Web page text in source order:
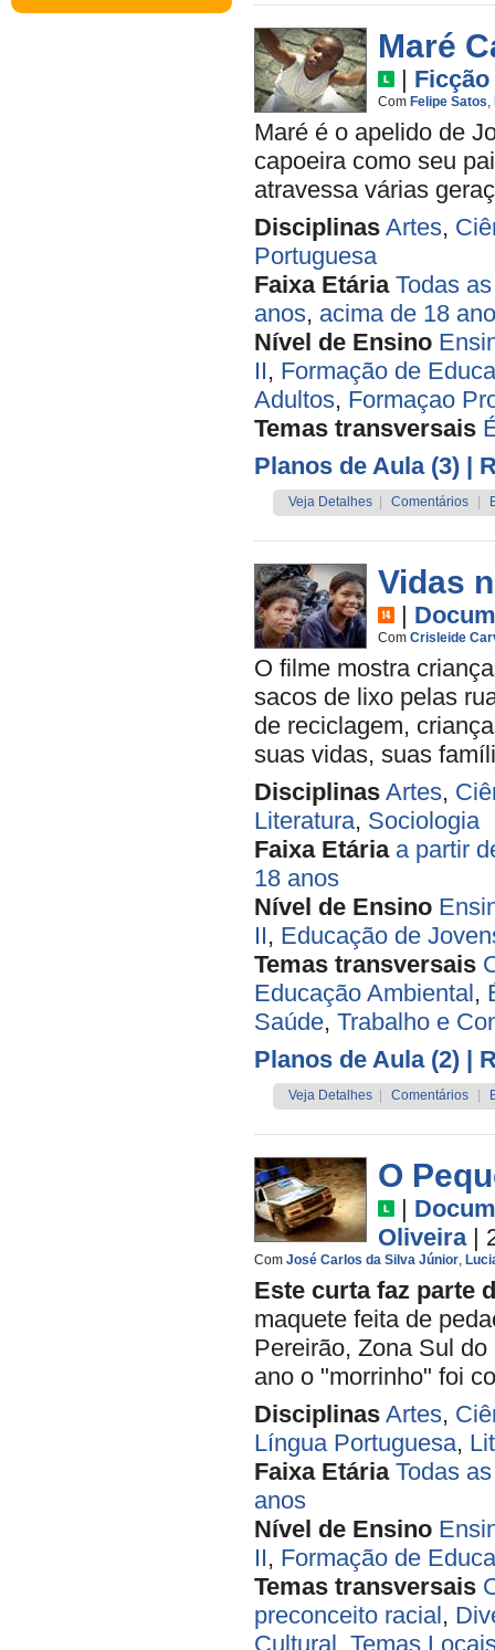
Maré
| Ficção
Com Felipe Satos,
Maré é o apelido de
capoeira como seu
atravessa várias
Disciplinas Artes,
Portuguesa
Faixa Etária Todas
anos, acima de 18
Nível de Ensino
II, Formação de
Adultos, Formaçao
Temas transversais
Planos de Aula (3) |
Veja Detalhes Comentários
Vidas
|
Com Crisleide
O filme mostra
sacos de lixo pelas
de reciclagem,
suas vidas, suas
Disciplinas Artes,
Literatura, Sociologia
Faixa Etária a partir
18 anos
Nível de Ensino
II, Educação de
Temas transversais
Educação Ambiental,
Saúde, Trabalho e
Planos de Aula (2) |
Veja Detalhes Comentários
O
|
Oliveira |
Com José Carlos da Silva Júnior,
Este curta faz parte
maquete feita de
Pereirão, Zona Sul
ano o "morrinho" foi
Disciplinas Artes,
Língua Portuguesa,
Faixa Etária Todas
anos
Nível de Ensino
II, Formação de
Temas transversais
preconceito racial,
Cultural Temas